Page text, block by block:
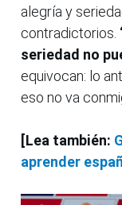
alegría y
contradictorios.
seriedad no
equivocan: lo
eso no va
[Lea también:
aprender